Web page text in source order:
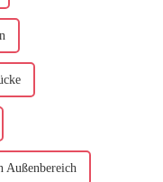
Außenbereich